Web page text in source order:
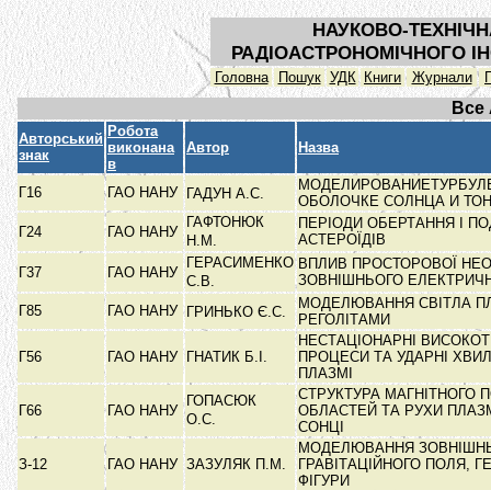
НАУКОВО-
РАДІОАСТРОНОМІЧНОГО
Головна Пошук УДК Книги Журнали
Все
Авторський
знак
Робота
виконана
в
Автор Назва
Г16 ГАО НАНУ ГАДУН А.С.
ОБОЛОЧКЕ СОЛНЦА И
Г24
ГАО НАНУ
ГАФТОНЮК
Н.М.
ПЕРІОДИ ОБЕРТАННЯ І
АСТЕРОЇДІВ
Г37
ГАО НАНУ
ГЕРАСИМЕНКО
С.В.
ВПЛИВ ПРОСТОРОВОЇ
ЗОВНІШНЬОГО
Г85
ГАО НАНУ ГРИНЬКО Є.С.
МОДЕЛЮВАННЯ СВІТЛА
РЕГОЛІТАМИ
Г56 ГАО НАНУ ГНАТИК Б.І.
НЕСТАЦІОНАРНІ
ПРОЦЕСИ ТА УДАРНІ
ПЛАЗМІ
Г66 ГАО НАНУ
ГОПАСЮК
О.С.
СТРУКТУРА МАГНІТНОГО
ОБЛАСТЕЙ ТА РУХИ
СОНЦІ
З-12 ГАО НАНУ ЗАЗУЛЯК П.М.
МОДЕЛЮВАННЯ
ГРАВІТАЦІЙНОГО ПОЛЯ,
ФІГУРИ